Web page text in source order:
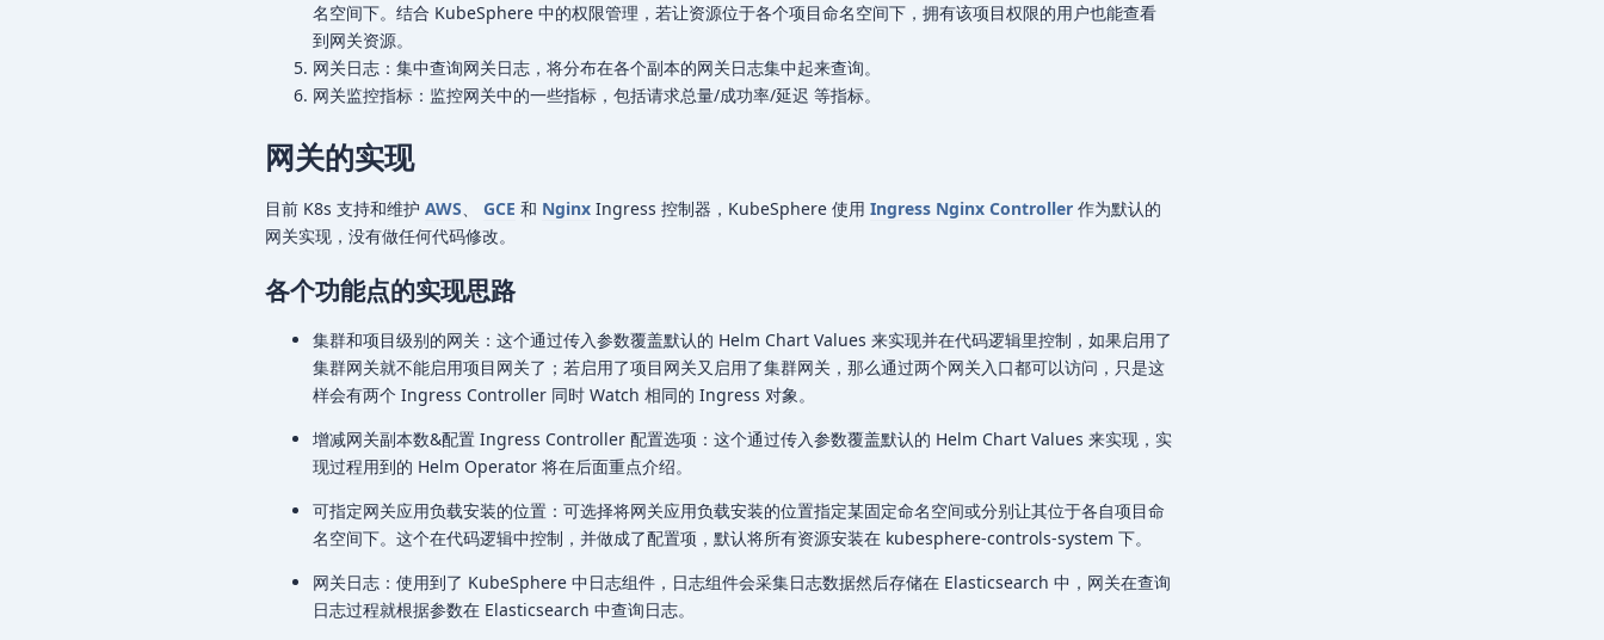
名空间下。结合 KubeSphere 中的权限管理，若让资源位于各个项目命名空间下，拥有该项目权限的用户也能查看
到网关资源。
网关日志：集中查询网关日志，将分布在各个副本的网关日志集中起来查询。
网关监控指标：监控网关中的一些指标，包括请求总量/成功率/延迟 等指标。
网关的实现
目前 K8s 支持和维护 AWS、 GCE 和 Nginx Ingress 控制器，KubeSphere 使用 Ingress Nginx Controller 作为默认的
网关实现，没有做任何代码修改。
各个功能点的实现思路
集群和项目级别的网关：这个通过传入参数覆盖默认的 Helm Chart Values 来实现并在代码逻辑里控制，如果启用了
集群网关就不能启用项目网关了；若启用了项目网关又启用了集群网关，那么通过两个网关入口都可以访问，只是这
样会有两个 Ingress Controller 同时 Watch 相同的 Ingress 对象。
增减网关副本数&配置 Ingress Controller 配置选项：这个通过传入参数覆盖默认的 Helm Chart Values 来实现，实
现过程用到的 Helm Operator 将在后面重点介绍。
可指定网关应用负载安装的位置：可选择将网关应用负载安装的位置指定某固定命名空间或分别让其位于各自项目命
名空间下。这个在代码逻辑中控制，并做成了配置项，默认将所有资源安装在 kubesphere-controls-system 下。
网关日志：使用到了 KubeSphere 中日志组件，日志组件会采集日志数据然后存储在 Elasticsearch 中，网关在查询
日志过程就根据参数在 Elasticsearch 中查询日志。